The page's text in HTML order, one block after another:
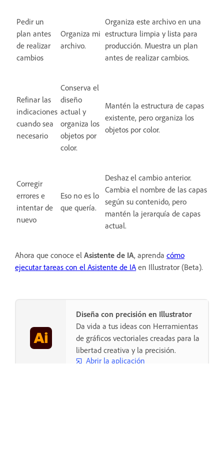
Pedir un
plan antes
de realizar
cambios
Organiza mi
archivo.
Organiza este archivo en una
estructura limpia y lista para
producción. Muestra un plan
antes de realizar cambios.
Refinar las
indicaciones
cuando sea
necesario
Conserva el
diseño
actual y
organiza los
objetos por
color.
Mantén la estructura de capas
existente, pero organiza los
objetos por color.
Corregir
errores e
intentar de
nuevo
Eso no es lo
que quería.
Deshaz el cambio anterior.
Cambia el nombre de las capas
según su contenido, pero
mantén la jerarquía de capas
actual.
Ahora que conoce el Asistente de IA, aprenda cómo
ejecutar tareas con el Asistente de IA en Illustrator (Beta).
Diseña con precisión en Illustrator
Da vida a tus ideas con Herramientas
de gráficos vectoriales creadas para la
libertad creativa y la precisión.
Abrir la aplicación